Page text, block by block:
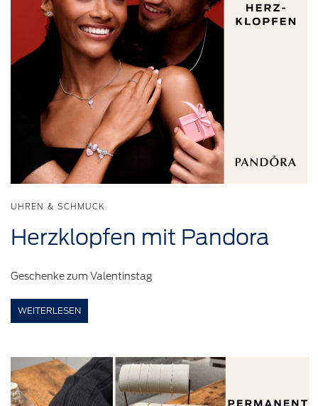
UHREN & SCHMUCK
Herzklopfen mit Pandora
Geschenke zum Valentinstag
WEITERLESEN